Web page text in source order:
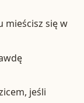
mieścisz się w
jeśli